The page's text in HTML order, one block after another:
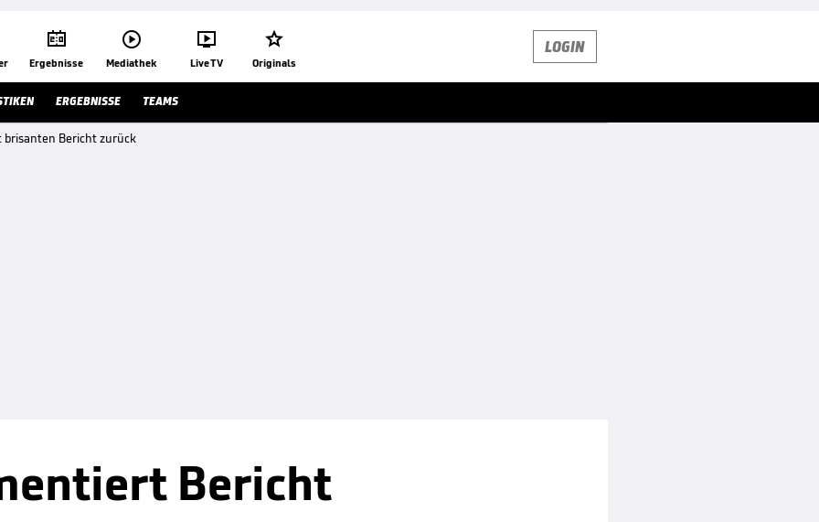

Ergebnisse

Mediathek

Live TV

Originals
LOGIN
ERGEBNISSE TEAMS
brisanten Bericht zurück
Bericht